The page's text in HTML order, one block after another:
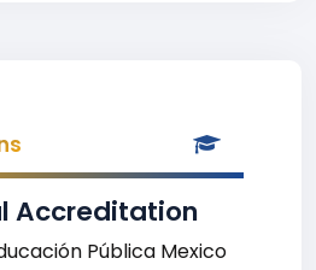
Accreditation
Pública Mexico